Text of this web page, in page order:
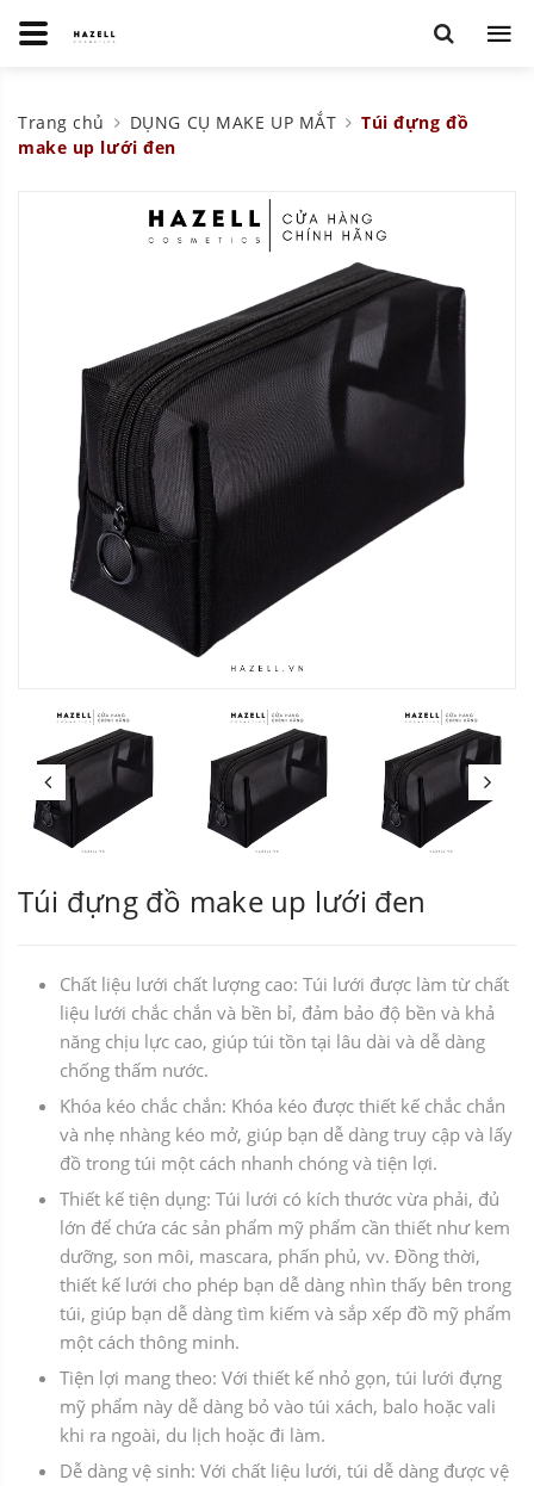
Trang chủ DỤNG CỤ MAKE UP MẮT
Túi đựng đồ
make up lưới đen
Túi đựng đồ make up lưới đen
Chất liệu lưới chất lượng cao: Túi lưới được làm từ chất
liệu lưới chắc chắn và bền bỉ, đảm bảo độ bền và khả
năng chịu lực cao, giúp túi tồn tại lâu dài và dễ dàng
chống thấm nước.
Khóa kéo chắc chắn: Khóa kéo được thiết kế chắc chắn
và nhẹ nhàng kéo mở, giúp bạn dễ dàng truy cập và lấy
đồ trong túi một cách nhanh chóng và tiện lợi.
Thiết kế tiện dụng: Túi lưới có kích thước vừa phải, đủ
lớn để chứa các sản phẩm mỹ phẩm cần thiết như kem
dưỡng, son môi, mascara, phấn phủ, vv. Đồng thời,
thiết kế lưới cho phép bạn dễ dàng nhìn thấy bên trong
túi, giúp bạn dễ dàng tìm kiếm và sắp xếp đồ mỹ phẩm
một cách thông minh.
Tiện lợi mang theo: Với thiết kế nhỏ gọn, túi lưới đựng
mỹ phẩm này dễ dàng bỏ vào túi xách, balo hoặc vali
khi ra ngoài, du lịch hoặc đi làm.
Dễ dàng vệ sinh: Với chất liệu lưới, túi dễ dàng được vệ